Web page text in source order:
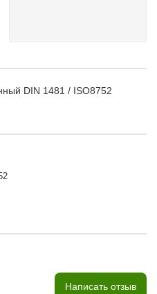
DIN 1481 / ISO8752
Написать отзыв